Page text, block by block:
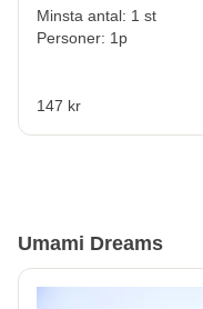
Minsta antal: 1 st
Personer: 1p
147 kr
Umami Dreams